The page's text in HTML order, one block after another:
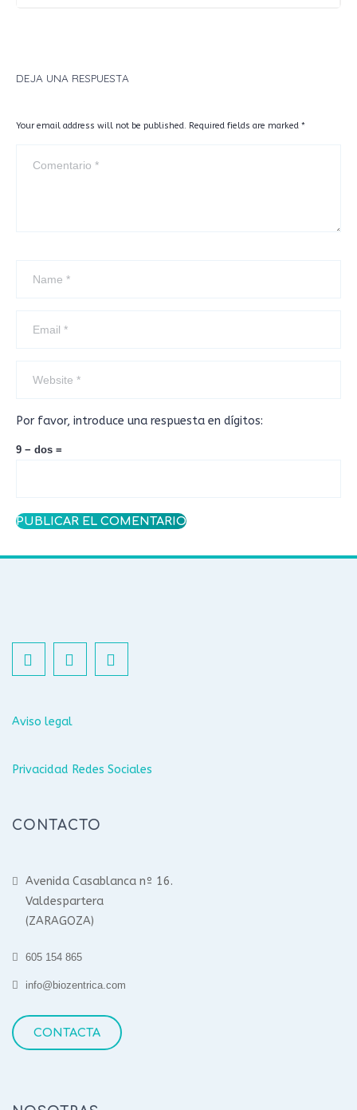
DEJA UNA RESPUESTA
Your email address will not be published. Required fields are marked *
Por favor, introduce una respuesta en dígitos:
9 − dos =
Aviso legal
Privacidad Redes Sociales
CONTACTO
Avenida Casablanca nº 16.
Valdespartera
(ZARAGOZA)
605 154 865
info@biozentrica.com
CONTACTA